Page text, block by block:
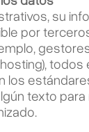
su
por
todos
los
texto para